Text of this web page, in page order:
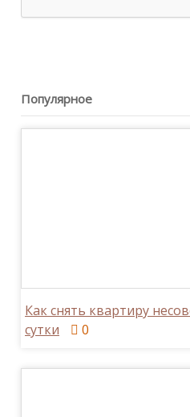
Популярное
Как снять квартиру
сутки
0